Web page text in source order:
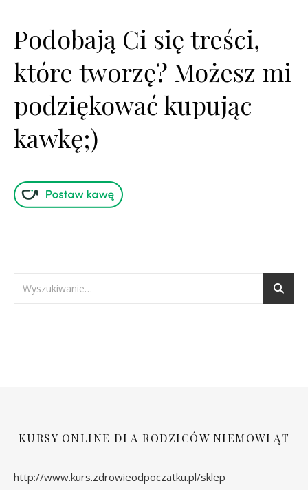
Podobają Ci się treści,
które tworzę? Możesz mi
podziękować kupując
kawkę;)
KURSY ONLINE DLA RODZICÓW NIEMOWLĄT
http://www.kurs.zdrowieodpoczatku.pl/sklep